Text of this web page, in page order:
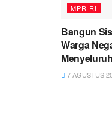
MPR RI
Bangun
Warga
Menyeluruh
7 AGUSTUS